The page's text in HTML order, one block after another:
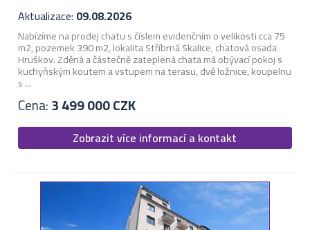
Aktualizace: 09.08.2026
Nabízíme na prodej chatu s číslem evidenčním o velikosti cca 75
m2, pozemek 390 m2, lokalita Stříbrná Skalice, chatová osada
Hruškov. Zděná a částečně zateplená chata má obývací pokoj s
kuchyňským koutem a vstupem na terasu, dvě ložnice, koupelnu
s ...
Cena:3 499 000 CZK
Zobrazit více informací a kontakt